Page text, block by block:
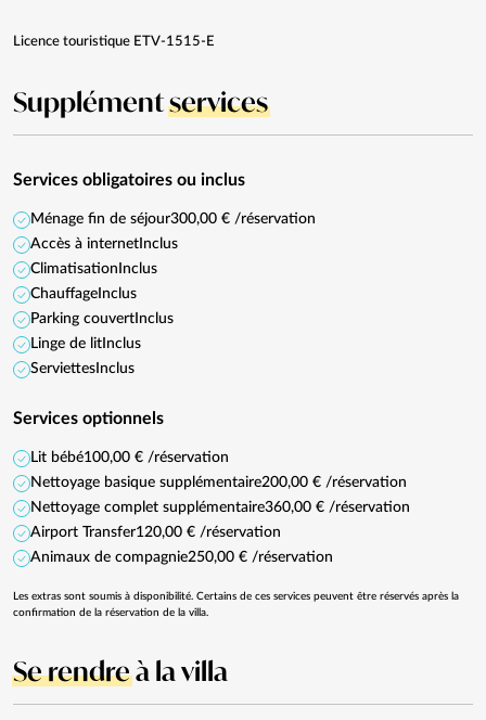
Licence touristique ETV-1515-E
Supplémentservices
Services obligatoires ou inclus
Ménage fin de séjour300,00 € /réservation
Accès à internet Inclus
Climatisation Inclus
Chauffage Inclus
Parking couvert Inclus
Linge de lit Inclus
Serviettes Inclus
Services optionnels
Lit bébé100,00 € /réservation
Nettoyage basique supplémentaire200,00 € /réservation
Nettoyage complet supplémentaire360,00 € /réservation
Airport Transfer120,00 € /réservation
Animaux de compagnie250,00 € /réservation
Les extras sont soumis à disponibilité. Certains de ces services peuvent être réservés après la
confirmation de la réservation de la villa.
Se rendreà la villa